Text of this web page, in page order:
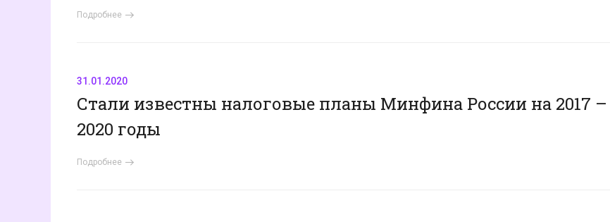
Подробнее
31.01.2020
Стали известны налоговые планы Минфина России на 2017 –
2020 годы
Подробнее